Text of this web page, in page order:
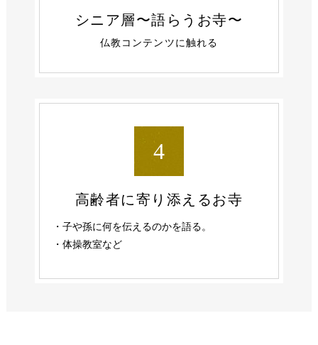
シニア層〜語らうお寺〜
仏教コンテンツに触れる
4
高齢者に寄り添えるお寺
・子や孫に何を伝えるのかを語る。
・体操教室など